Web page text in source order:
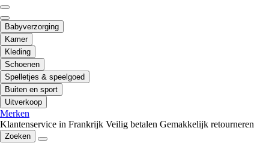
Babyverzorging
Kamer
Kleding
Schoenen
Spelletjes & speelgoed
Buiten en sport
Uitverkoop
Merken
Klantenservice in Frankrijk Veilig betalen Gemakkelijk retourneren
Zoeken